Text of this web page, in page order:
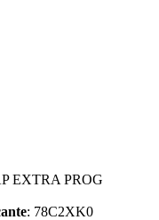
EXTRA PROG
: 78C2XK0